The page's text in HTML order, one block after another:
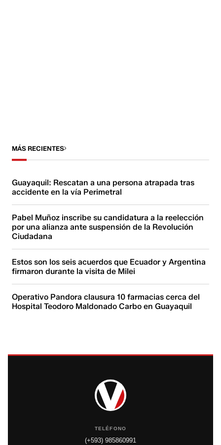
MÁS RECIENTES
Guayaquil: Rescatan a una persona atrapada tras
accidente en la vía Perimetral
Pabel Muñoz inscribe su candidatura a la reelección
por una alianza ante suspensión de la Revolución
Ciudadana
Estos son los seis acuerdos que Ecuador y Argentina
firmaron durante la visita de Milei
Operativo Pandora clausura 10 farmacias cerca del
Hospital Teodoro Maldonado Carbo en Guayaquil
TELÉFONO
(+593) 985860991